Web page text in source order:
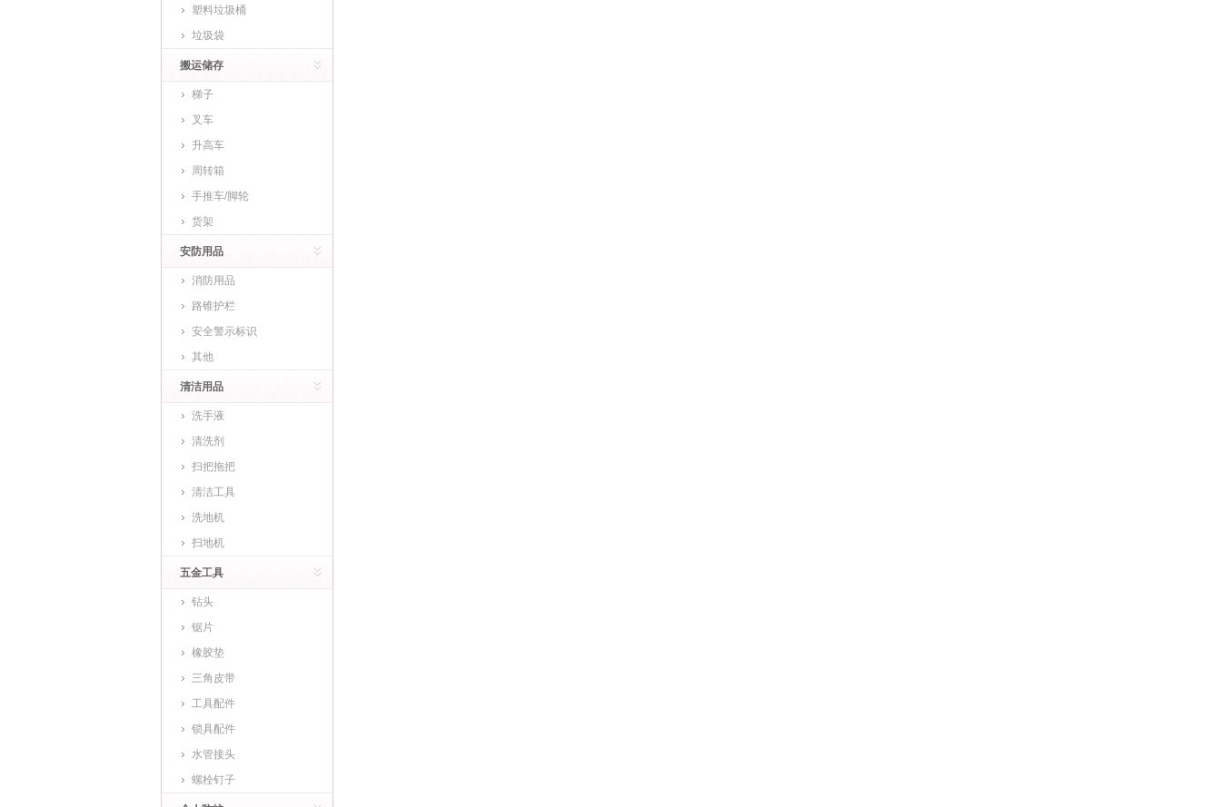
塑料垃圾桶
垃圾袋
搬运储存
梯子
叉车
升高车
周转箱
手推车/脚轮
货架
安防用品
消防用品
路锥护栏
安全警示标识
其他
清洁用品
洗手液
清洗剂
扫把拖把
清洁工具
洗地机
扫地机
五金工具
钻头
锯片
橡胶垫
三角皮带
工具配件
锁具配件
水管接头
螺栓钉子